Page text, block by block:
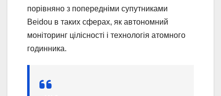
порівняно з попередніми супутниками
Beidou в таких сферах, як автономний
моніторинг цілісності і технологія атомного
годинника.